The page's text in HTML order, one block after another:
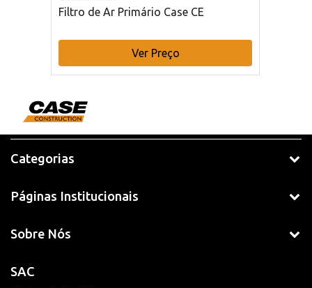
Filtro de Ar Primário Case CE
Ver Preço
Categorias
Páginas Institucionais
Sobre Nós
SAC